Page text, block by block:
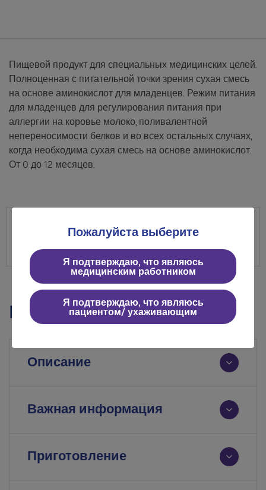
Пищевой продукт для специальных медицинских целей.
Полноценная с питательной точки зрения сухая смесь
на основе аминокислот для младенцев. Режим питания
для младенцев для регулирования питания при
аллергии на коровье молоко, поливалентной
непереносимости белков и во всех остальных случаях,
когда необходима сухая смесь на основе аминокислот.
От 0 до 12 месяцев.
Информация о продукте
Описание
Важная информация
Приготовление
Пожалуйста выберите
Я подтверждаю, что являюсь
медицинским работником
Я подтверждаю, что являюсь
пациентом/ ухаживающим